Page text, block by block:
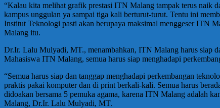
“Kalau kita melihat grafik prestasi ITN Malang tampak terus naik
kampus unggulan ya sampai tiga kali berturut-turut. Tentu ini
Institut Teknologi pasti akan berupaya maksimal menggeser ITN
Malang itu.
Dr.Ir. Lalu Mulyadi, MT., menambahkan, ITN Malang harus siap
Mahasiswa ITN Malang, semua harus siap menghadapi
“Semua harus siap dan tanggap menghadapi perkembangan
praktis pakai komputer dan di print berkali-kali. Semua harus
didoakan bersama 5 pemuka agama, karena ITN Malang adalah
Malang, Dr.Ir. Lalu Mulyadi, MT.